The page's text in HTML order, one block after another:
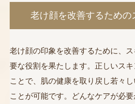
老け顔を改善するための
老け顔の印象を改善するために、
要な役割を果たします。正しいス
ことで、肌の健康を取り戻し若々
ことが可能です。どんなケアが必